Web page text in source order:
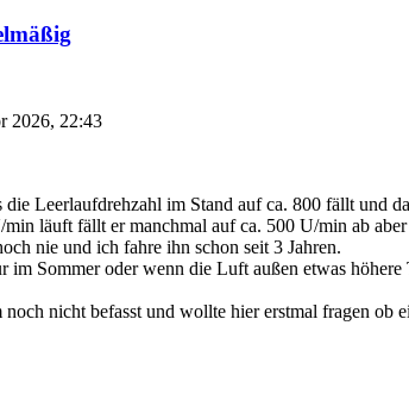
2026, 22:43
Leerlaufdrehzahl im Stand auf ca. 800 fällt und
läuft fällt er manchmal auf ca. 500 U/min ab
nie und ich fahre ihn schon seit 3 Jahren.
im Sommer oder wenn die Luft außen etwas
nicht befasst und wollte hier erstmal fragen ob